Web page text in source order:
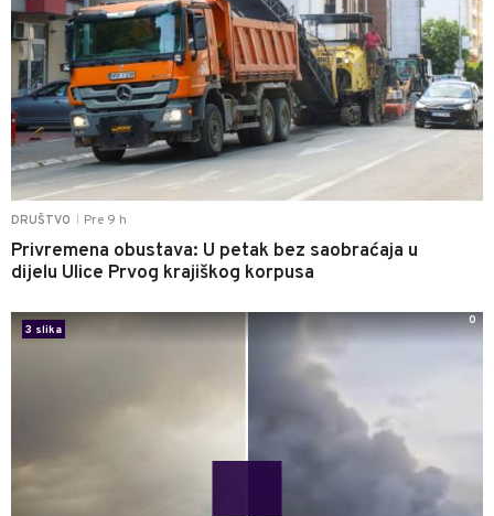
DRUŠTVO Pre 9 h
Privremena obustava: U petak bez saobraćaja u
dijelu Ulice Prvog krajiškog korpusa
3 slika
0